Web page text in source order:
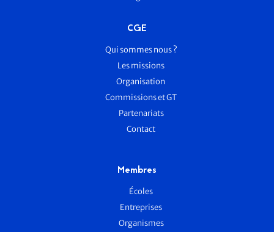
CGE
Qui sommes nous ?
Les missions
Organisation
Commissions et GT
Partenariats
Contact
Membres
Écoles
Entreprises
Organismes